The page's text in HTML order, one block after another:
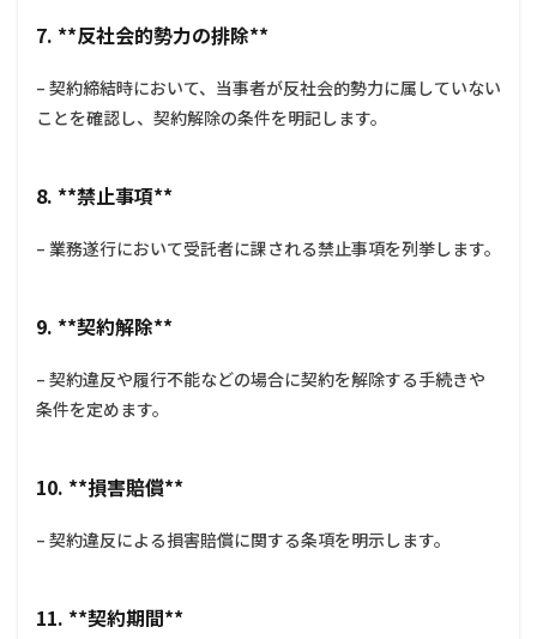
7. **反社会的勢力の排除**
– 契約締結時において、当事者が反社会的勢力に属していない
ことを確認し、契約解除の条件を明記します。
8. **禁止事項**
– 業務遂行において受託者に課される禁止事項を列挙します。
9. **契約解除**
– 契約違反や履行不能などの場合に契約を解除する手続きや
条件を定めます。
10. **損害賠償**
– 契約違反による損害賠償に関する条項を明示します。
11. **契約期間**